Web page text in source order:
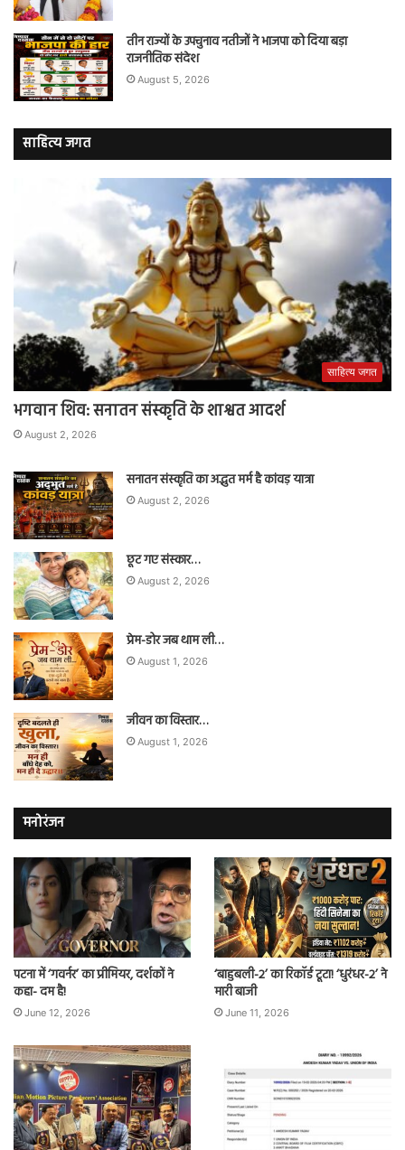
तीन राज्यों के उपचुनाव नतीजों ने भाजपा को दिया बड़ा
राजनीतिक संदेश
August 5, 2026
साहित्य जगत
साहित्य जगत
भगवान शिव: सनातन संस्कृति के शाश्वत आदर्श
August 2, 2026
सनातन संस्कृति का अद्भुत मर्म है कांवड़ यात्रा
August 2, 2026
छूट गए संस्कार…
August 2, 2026
प्रेम-डोर जब थाम ली…
August 1, 2026
जीवन का विस्तार…
August 1, 2026
मनोरंजन
पटना में ‘गवर्नर’ का प्रीमियर, दर्शकों ने
कहा- दम है!
June 12, 2026
‘बाहुबली-2’ का रिकॉर्ड टूटा! ‘धुरंधर-2’ ने
मारी बाजी
June 11, 2026